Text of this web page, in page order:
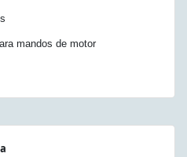
mandos de motor